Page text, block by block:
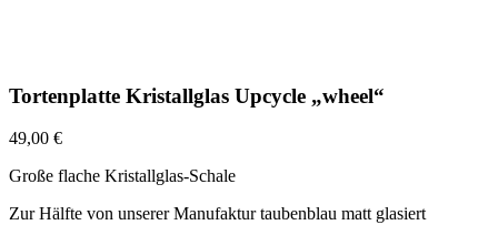
Tortenplatte Kristallglas Upcycle „wheel“
49,00 €
Große flache Kristallglas-Schale
Zur Hälfte von unserer Manufaktur taubenblau matt glasiert